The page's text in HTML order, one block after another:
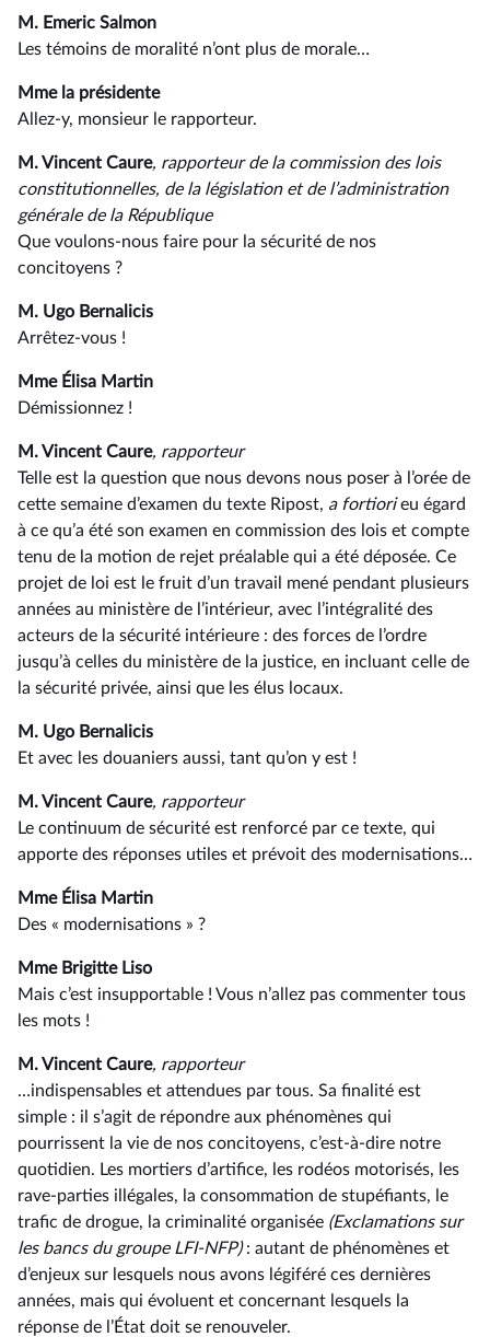
M. Emeric Salmon
Les témoins de moralité n’ont plus de morale…
Mme la présidente
Allez-y, monsieur le rapporteur.
M. Vincent Caure, rapporteur de la commission des lois
constitutionnelles, de la législation et de l’administration
générale de la République
Que voulons-nous faire pour la sécurité de nos
concitoyens ?
M. Ugo Bernalicis
Arrêtez-vous !
Mme Élisa Martin
Démissionnez !
M. Vincent Caure, rapporteur
Telle est la question que nous devons nous poser à l’orée de
cette semaine d’examen du texte Ripost, a fortiorieu égard
à ce qu’a été son examen en commission des lois et compte
tenu de la motion de rejet préalable qui a été déposée. Ce
projet de loi est le fruit d’un travail mené pendant plusieurs
années au ministère de l’intérieur, avec l’intégralité des
acteurs de la sécurité intérieure : des forces de l’ordre
jusqu’à celles du ministère de la justice, en incluant celle de
la sécurité privée, ainsi que les élus locaux.
M. Ugo Bernalicis
Et avec les douaniers aussi, tant qu’on y est !
M. Vincent Caure, rapporteur
Le continuum de sécurité est renforcé par ce texte, qui
apporte des réponses utiles et prévoit des modernisations…
Mme Élisa Martin
Des « modernisations » ?
Mme Brigitte Liso
Mais c’est insupportable ! Vous n’allez pas commenter tous
les mots !
M. Vincent Caure, rapporteur
…indispensables et attendues par tous. Sa finalité est
simple : il s’agit de répondre aux phénomènes qui
pourrissent la vie de nos concitoyens, c’est-à-dire notre
quotidien. Les mortiers d’artifice, les rodéos motorisés, les
rave-parties illégales, la consommation de stupéfiants, le
trafic de drogue, la criminalité organisée (Exclamationssur
lesbancsdugroupeLFI-NFP): autant de phénomènes et
d’enjeux sur lesquels nous avons légiféré ces dernières
années, mais qui évoluent et concernant lesquels la
réponse de l’État doit se renouveler.